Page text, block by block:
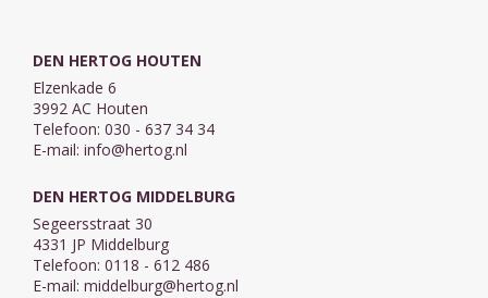
DEN HERTOG HOUTEN
Elzenkade 6
3992 AC Houten
Telefoon: 030 - 637 34 34
E-mail: info@hertog.nl
DEN HERTOG MIDDELBURG
Segeersstraat 30
4331 JP Middelburg
Telefoon: 0118 - 612 486
E-mail: middelburg@hertog.nl